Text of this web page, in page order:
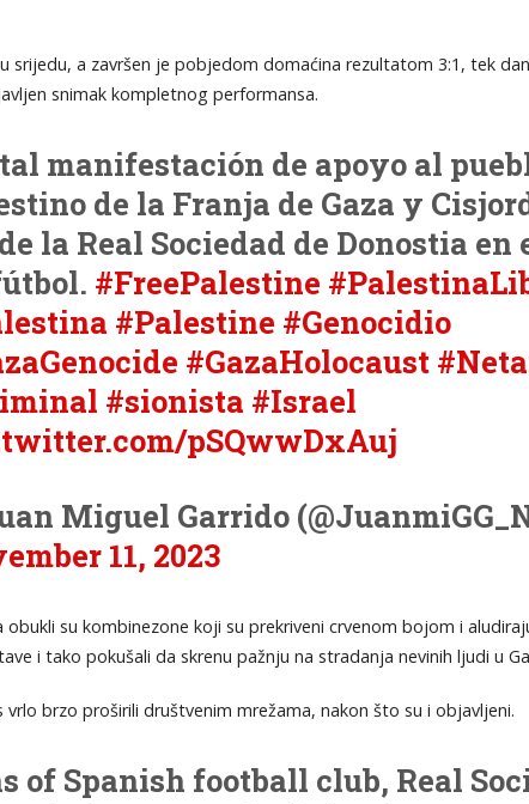
srijedu, a završen je pobjedom domaćina rezultatom 3:1, tek
snimak kompletnog performansa.
manifestación de apoyo al
de la Franja de Gaza y
la Real Sociedad de Donostia en
#FreePalestine
#Palestine #Genocidio
#GazaHolocaust
#sionista #Israel
pSQwwDxAuj
Miguel Garrido
11, 2023
obukli su kombinezone koji su prekriveni crvenom bojom i
i tako pokušali da skrenu pažnju na stradanja nevinih ljudi u
vrlo brzo proširili društvenim mrežama, nakon što su i objavljeni.
of Spanish football club, Real